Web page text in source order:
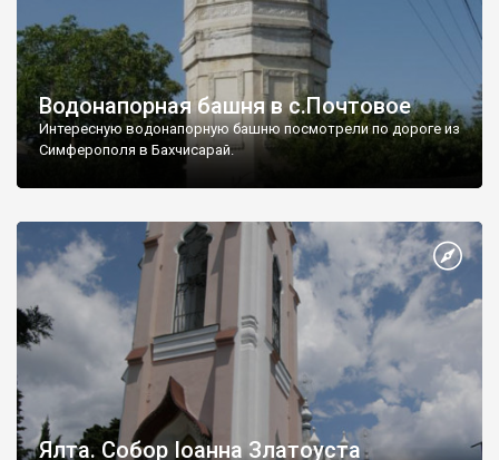
Водонапорная башня в с.Почтовое
Интересную водонапорную башню посмотрели по дороге из
Симферополя в Бахчисарай.
Ялта. Собор Іоанна Златоуста